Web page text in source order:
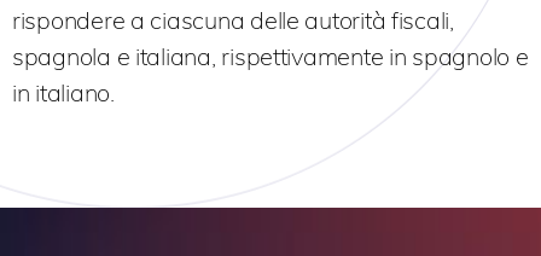
rispondere a ciascuna delle autorità fiscali,
spagnola e italiana, rispettivamente in spagnolo e
in italiano.